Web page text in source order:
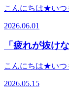
我慢して放置し
身体を労わるタ
う！皆様のご来
望の場合は12：
(・
差疲労" が原因か
応するため、自律
大きい日が続くと
り、冷え、睡眠
(´;ω;｀)さらに寒
ガチガチに…。か
会が減り、血行不
こんにちは★いつ
すが、台風が接近
お過ごし下さい
ともRe.Ra.Kuイ
スパ☆彡－５℃の
ッドスパです。今
2026.06.01
「疲れが抜け
こんにちは★いつ
くまで気温が上が
2026.05.15